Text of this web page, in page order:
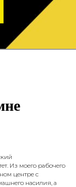
Из моего рабочего
центре с
насилия, а